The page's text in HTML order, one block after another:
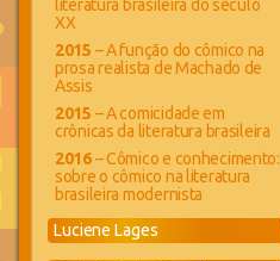
literatura brasileira do século
XX
2015 – A função do cômico na
prosa realista de Machado de
Assis
2015 – A comicidade em
crônicas da literatura brasileira
2016– Cômico e conhecimento:
sobre o cômico na literatura
brasileira modernista
Luciene Lages